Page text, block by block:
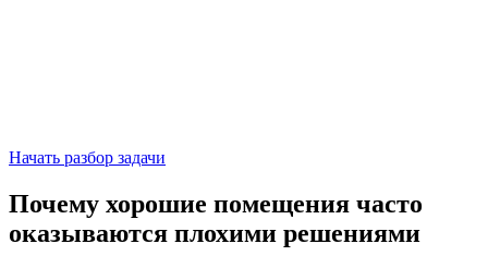
Начать разбор задачи
Почему хорошие помещения часто
оказываются плохими решениями